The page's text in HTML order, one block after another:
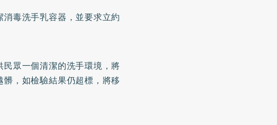
毒洗手乳容器，並要求立約
眾一個清潔的洗手環境，將
，如檢驗結果仍超標，將移